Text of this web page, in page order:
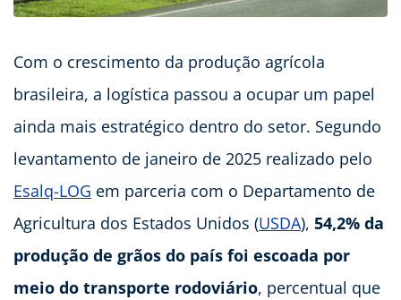
Com o crescimento da produção agrícola
brasileira, a logística passou a ocupar um papel
ainda mais estratégico dentro do setor. Segundo
levantamento de janeiro de 2025 realizado pelo
Esalq-LOG em parceria com o Departamento de
Agricultura dos Estados Unidos (USDA), 54,2% da
produção de grãos do país foi escoada por
meio do transporte rodoviário, percentual que